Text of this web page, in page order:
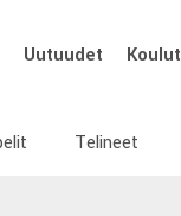
Uutuudet Koulut
Telineet